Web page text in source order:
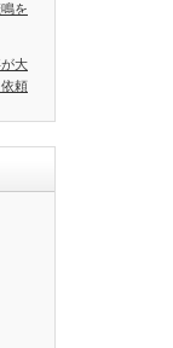
を
大
頼